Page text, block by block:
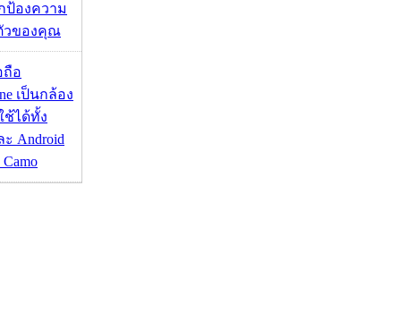
ป้องความ
วของคุณ
ถือ
เป็นกล้อง
ช้ได้ทั้ง
ะ Android